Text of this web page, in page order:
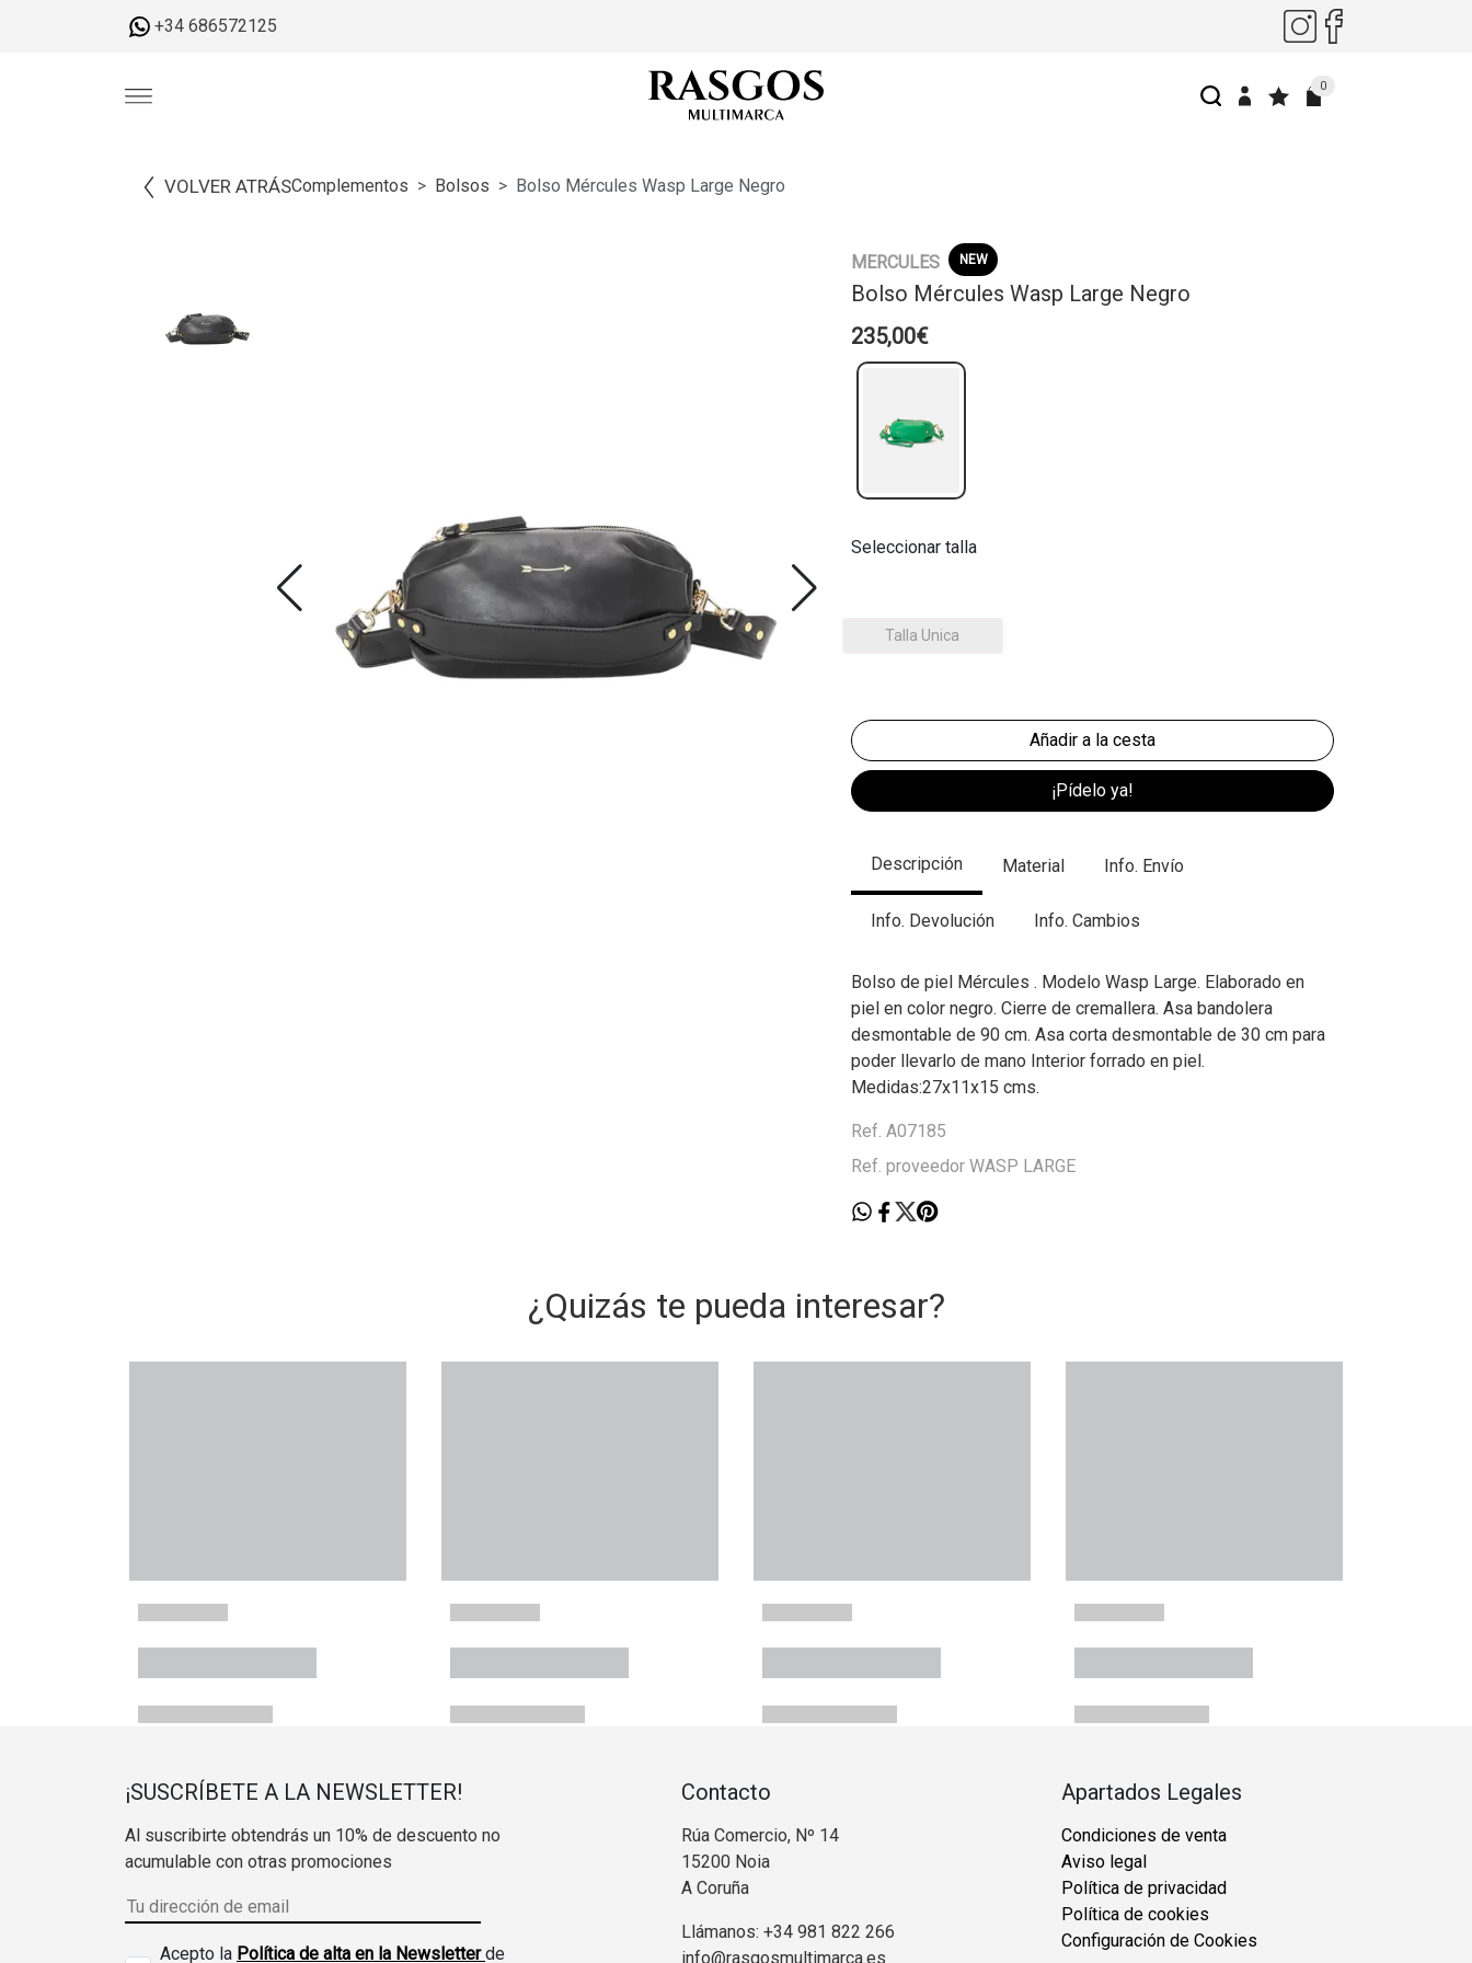
+34 686572125
0
VOLVER ATRÁSComplementos Bolsos Bolso Mércules Wasp Large Negro
MERCULES NEW
Bolso Mércules Wasp Large Negro
235,00€
Seleccionar talla
Talla Unica
¡Pídelo ya!
Descripción Material Info. Envío
Info. Devolución Info. Cambios
Bolso de piel Mércules . Modelo Wasp Large. Elaborado en
piel en color negro. Cierre de cremallera. Asa bandolera
desmontable de 90 cm. Asa corta desmontable de 30 cm para
poder llevarlo de mano Interior forrado en piel.
Medidas:27x11x15 cms.
Ref. A07185
Ref. proveedor WASP LARGE
¿Quizás te pueda interesar?
¡SUSCRÍBETE A LA NEWSLETTER!
Al suscribirte obtendrás un 10% de descuento no
acumulable con otras promociones
Acepto la Política de alta en la Newsletterde
Contacto
Rúa Comercio, Nº 14
15200 Noia
A Coruña
Llámanos: +34 981 822 266
info@rasgosmultimarca.es
Apartados Legales
Condiciones de venta
Aviso legal
Política de privacidad
Política de cookies
Configuración de Cookies